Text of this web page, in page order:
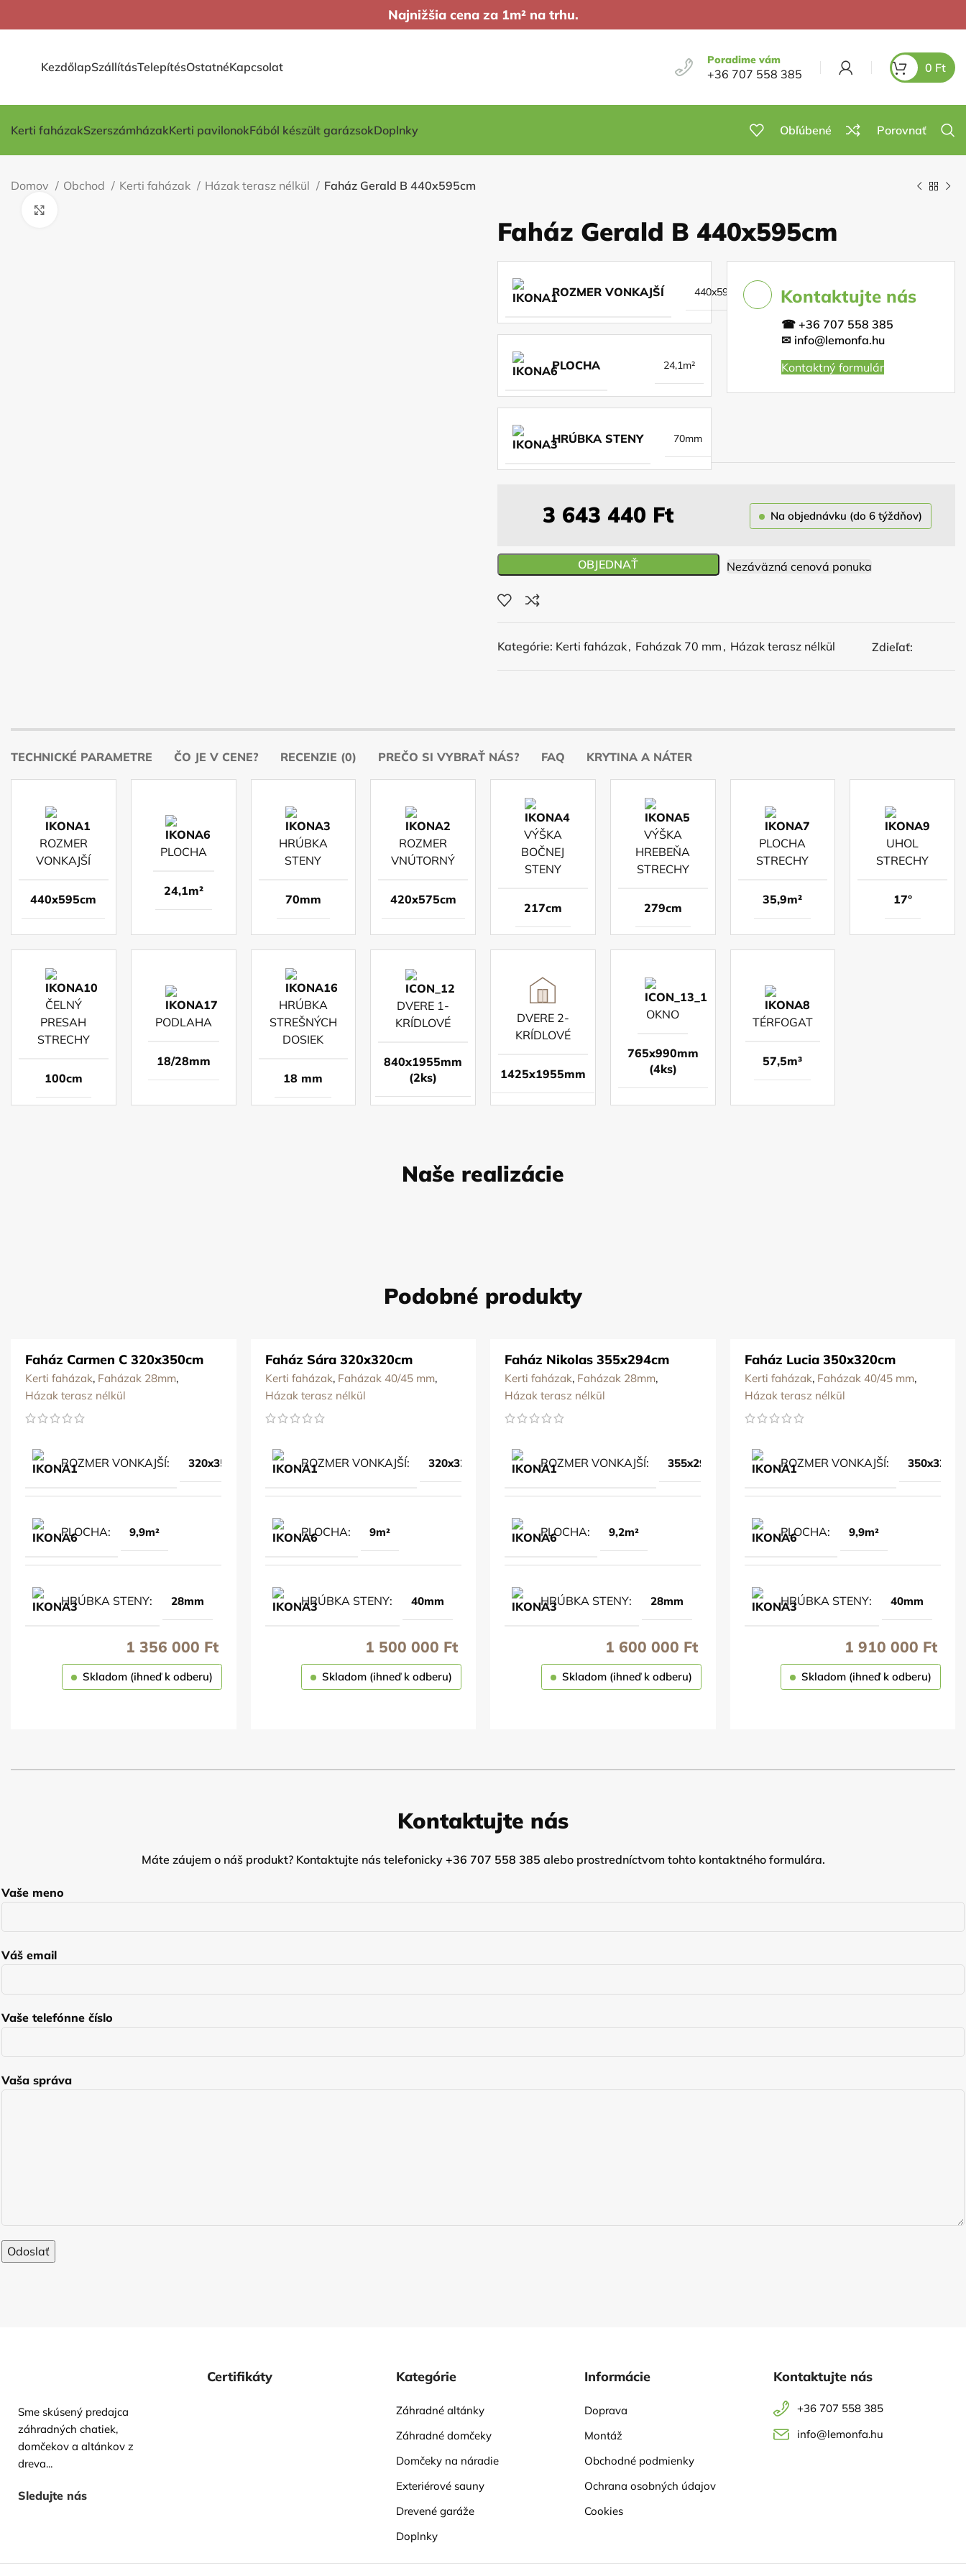
Najnižšia cena za 1m² na trhu.
KezdőlapSzállításTelepítésOstatnéKapcsolat
Poradime vám
+36 707 558 385 0 Ft
Kerti faházakSzerszámházakKerti pavilonokFából készült garázsokDoplnky Obľúbené Porovnať
Domov Obchod Kerti faházak Házak terasz nélkül Faház Gerald B 440x595cm
Faház Gerald B 440x595cm
ROZMER VONKAJŠÍ 440x595cm
PLOCHA 24,1m²
HRÚBKA STENY 70mm
Kontaktujte nás
☎ +36 707 558 385
✉ info@lemonfa.hu
Kontaktný formulár
3 643 440 Ft Na objednávku (do 6 týždňov)
OBJEDNAŤ Nezáväzná cenová ponuka
Kategórie: Kerti faházak, Faházak 70 mm , Házak terasz nélkül Zdieľať:
TECHNICKÉ PARAMETRE ČO JE V CENE? RECENZIE (0) PREČO SI VYBRAŤ NÁS? FAQ KRYTINA A NÁTER
ROZMER
VONKAJŠÍ
440x595cm
PLOCHA
24,1m²
HRÚBKA
STENY
70mm
ROZMER
VNÚTORNÝ
420x575cm
VÝŠKA
BOČNEJ
STENY
217cm
VÝŠKA
HREBEŇA
STRECHY
279cm
PLOCHA
STRECHY
35,9m²
UHOL
STRECHY
17°
ČELNÝ
PRESAH
STRECHY
100cm
PODLAHA
18/28mm
HRÚBKA
STREŠNÝCH
DOSIEK
18 mm
DVERE 1-
KRÍDLOVÉ
840x1955mm
(2ks)
DVERE 2-
KRÍDLOVÉ
1425x1955mm
OKNO
765x990mm
(4ks)
TÉRFOGAT
57,5m³
Naše realizácie
Podobné produkty
Faház Carmen C 320x350cm
Kerti faházak, Faházak 28mm,
Házak terasz nélkül
ROZMER VONKAJŠÍ 320x350cm
PLOCHA 9,9m²
HRÚBKA STENY 28mm
1 356 000 Ft
Skladom (ihneď k odberu)
Faház Sára 320x320cm
Kerti faházak, Faházak 40/45 mm,
Házak terasz nélkül
ROZMER VONKAJŠÍ 320x320cm
PLOCHA 9m²
HRÚBKA STENY 40mm
1 500 000 Ft
Skladom (ihneď k odberu)
Faház Nikolas 355x294cm
Kerti faházak, Faházak 28mm,
Házak terasz nélkül
ROZMER VONKAJŠÍ 355x294cm
PLOCHA 9,2m²
HRÚBKA STENY 28mm
1 600 000 Ft
Skladom (ihneď k odberu)
Faház Lucia 350x320cm
Kerti faházak, Faházak 40/45 mm,
Házak terasz nélkül
ROZMER VONKAJŠÍ
PLOCHA 9,9m²
HRÚBKA STENY 40mm
1 910 000 Ft
Skladom (ihneď k odberu)
Kontaktujte nás
Máte záujem o náš produkt? Kontaktujte nás telefonicky +36 707 558 385 alebo prostredníctvom tohto kontaktného formulára.
Vaše meno
Váš email
Vaše telefónne číslo
Vaša správa
Sme skúsený predajca
záhradných chatiek,
domčekov a altánkov z
dreva...
Sledujte nás
Certifikáty Kategórie
Záhradné altánky
Záhradné domčeky
Domčeky na náradie
Exteriérové sauny
Drevené garáže
Doplnky
Informácie
Doprava
Montáž
Obchodné podmienky
Ochrana osobných údajov
Cookies
Kontaktujte nás
+36 707 558 385
info@lemonfa.hu